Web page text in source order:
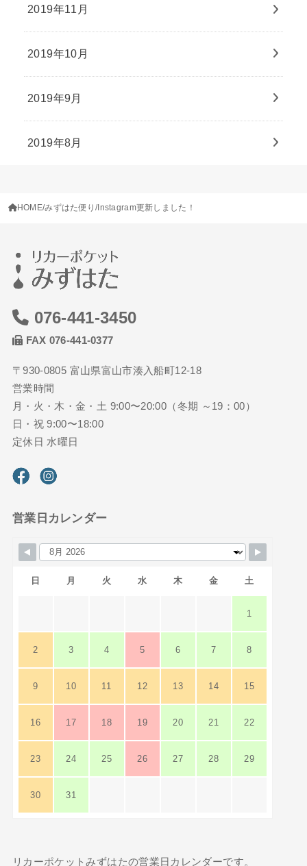
2019年11月
2019年10月
2019年9月
2019年8月
HOME みずはた便り Instagram更新しました！
076-441-3450
FAX 076-441-0377
〒930-0805 富山県富山市湊入船町12-18
営業時間
月・火・木・金・土 9:00〜20:00（冬期 ～19：00）
日・祝 9:00〜18:00
定休日 水曜日
営業日カレンダー
日 月 火 水 木 金 土
1
2 3 4 5 6 7 8
9 10 11 12 13 14 15
16 17 18 19 20 21 22
23 24 25 26 27 28 29
30 31
リカーポケットみずはたの営業日カレンダーです。